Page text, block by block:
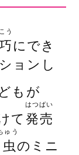
う
にでき
ョンし
どもが
て発売
はつばい
ゅう
のミニ